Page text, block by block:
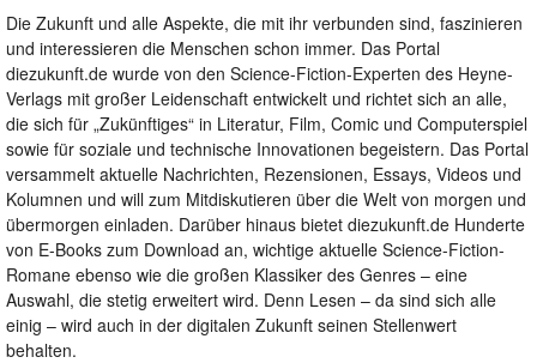
Die Zukunft und alle Aspekte, die mit ihr verbunden sind, faszinieren
und interessieren die Menschen schon immer. Das Portal
diezukunft.de wurde von den Science-Fiction-Experten des Heyne-
Verlags mit großer Leidenschaft entwickelt und richtet sich an alle,
die sich für „Zukünftiges“ in Literatur, Film, Comic und Computerspiel
sowie für soziale und technische Innovationen begeistern. Das Portal
versammelt aktuelle Nachrichten, Rezensionen, Essays, Videos und
Kolumnen und will zum Mitdiskutieren über die Welt von morgen und
übermorgen einladen. Darüber hinaus bietet diezukunft.de Hunderte
von E-Books zum Download an, wichtige aktuelle Science-Fiction-
Romane ebenso wie die großen Klassiker des Genres – eine
Auswahl, die stetig erweitert wird. Denn Lesen – da sind sich alle
einig – wird auch in der digitalen Zukunft seinen Stellenwert
behalten.